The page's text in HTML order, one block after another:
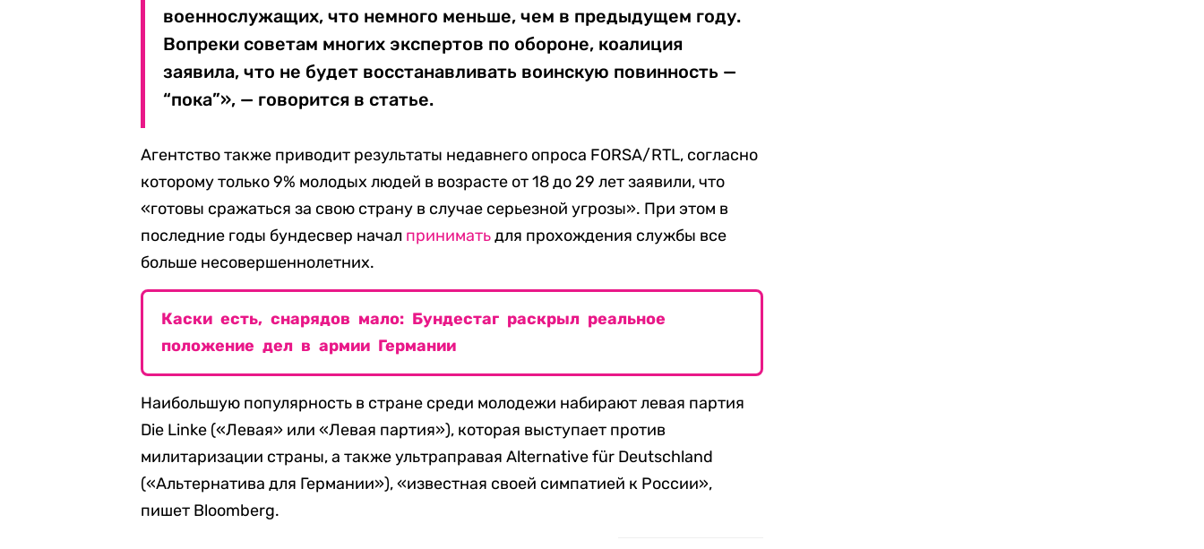
военнослужащих, что немного меньше, чем в предыдущем году.
Вопреки советам многих экспертов по обороне, коалиция
заявила, что не будет восстанавливать воинскую повинность —
“пока”», — говорится в статье.
Агентство также приводит результаты недавнего опроса FORSA/RTL, согласно
которому только 9% молодых людей в возрасте от 18 до 29 лет заявили, что
«готовы сражаться за свою страну в случае серьезной угрозы». При этом в
последние годы бундесвер начал приниматьдля прохождения службы все
больше несовершеннолетних.
Каски есть, снарядов мало: Бундестаг раскрыл реальное
положение дел в армии Германии
Наибольшую популярность в стране среди молодежи набирают левая партия
Die Linke («Левая» или «Левая партия»), которая выступает против
милитаризации страны, а также ультраправая Alternative für Deutschland
(«Альтернатива для Германии»), «известная своей симпатией к России»,
пишет Bloomberg.